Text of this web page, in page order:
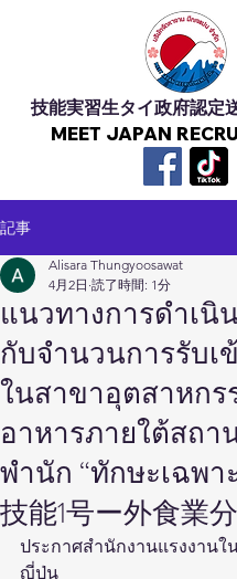
MEET JAPAN
技能実習生タイ政府認定
記事
แนวทางการดำเนิ
กับจำนวนการรับเ
ในสาขาอุตสาหกร
อาหารภายใต้สถา
พำนัก “ทักษะเฉพา
技能1号ー外食業
Alisara Thungyoosawat
4月2日 読了時間: 1分
ประกาศสำนักงานแรงงานใ
ญี่ปุ่น